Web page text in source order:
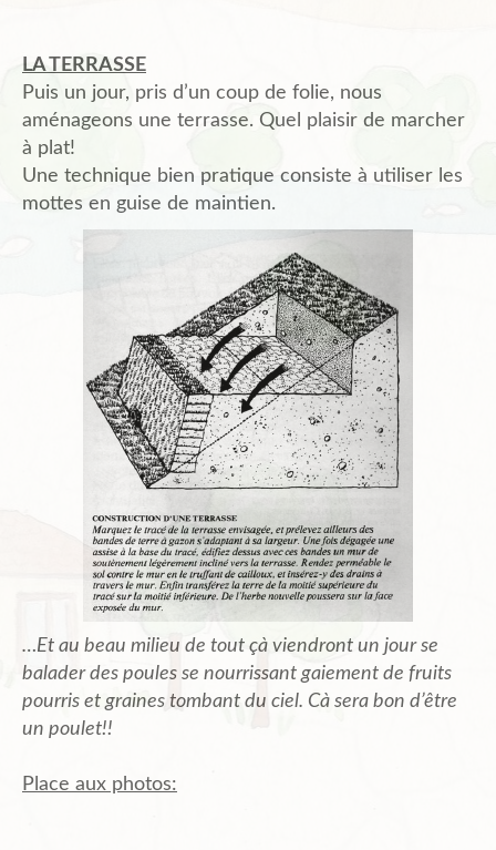
LA TERRASSE
Puis un jour, pris d’un coup de folie, nous
aménageons une terrasse. Quel plaisir de marcher
à plat!
Une technique bien pratique consiste à utiliser les
mottes en guise de maintien.
…Et au beau milieu de tout çà viendront un jour se
balader des poules se nourrissant gaiement de fruits
pourris et graines tombant du ciel. Cà sera bon d’être
un poulet!!
Place aux photos: